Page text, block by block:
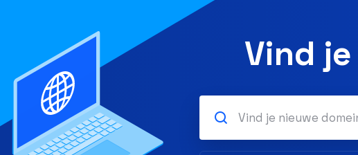
Vind